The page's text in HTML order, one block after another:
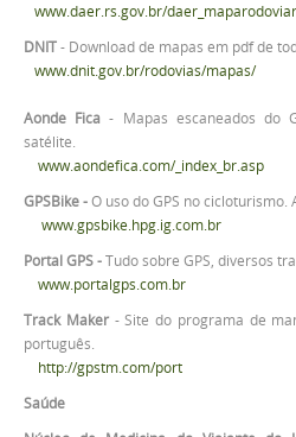
www.daer.rs.gov.br/
DNIT- Download de mapas em pdf de
www.dnit.gov.br/rodovias/mapas/
Aonde Fica - Mapas escaneados do
satélite.
www.aondefica.com/_index_br.asp
GPSBike -O uso do GPS no cicloturismo.
www.gpsbike.hpg.ig.com.br
Portal GPS -Tudo sobre GPS, diversos
www.portalgps.com.br
Track Maker- Site do programa de
português.
http://gpstm.com/port
Saúde